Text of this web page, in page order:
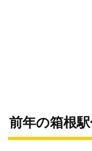
前年の箱根